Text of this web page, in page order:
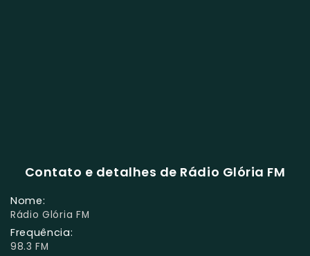
Contato e detalhes de Rádio Glória FM
Nome:
Rádio Glória FM
Frequência:
98.3 FM